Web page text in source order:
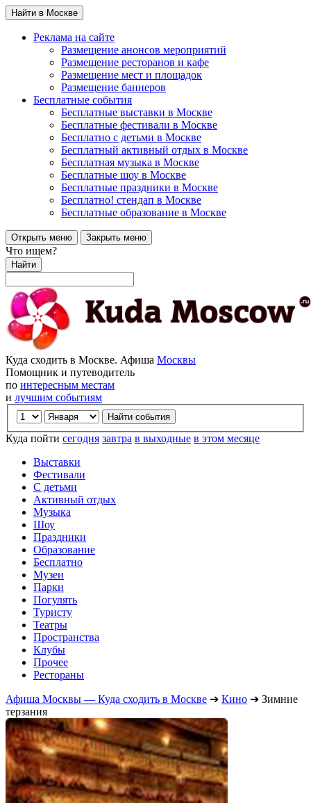
Найти в Москве
Реклама на сайте
Размещение анонсов мероприятий
Размещение ресторанов и кафе
Размещение мест и площадок
Размещение баннеров
Бесплатные события
Бесплатные выставки в Москве
Бесплатные фестивали в Москве
Бесплатно с детьми в Москве
Бесплатный активный отдых в Москве
Бесплатная музыка в Москве
Бесплатные шоу в Москве
Бесплатные праздники в Москве
Бесплатно! стендап в Москве
Бесплатные образование в Москве
Открыть меню Закрыть меню
Что ищем?
Найти
Куда сходить в Москве. Афиша Москвы
Помощник и путеводитель
по интересным местам
и лучшим событиям
Куда пойти сегодня завтра в выходные в этом месяце
Выставки
Фестивали
С детьми
Активный отдых
Музыка
Шоу
Праздники
Образование
Бесплатно
Музеи
Парки
Погулять
Туристу
Театры
Пространства
Клубы
Прочее
Рестораны
Афиша Москвы — Куда сходить в Москве ➔ Кино ➔ Зимние
терзания